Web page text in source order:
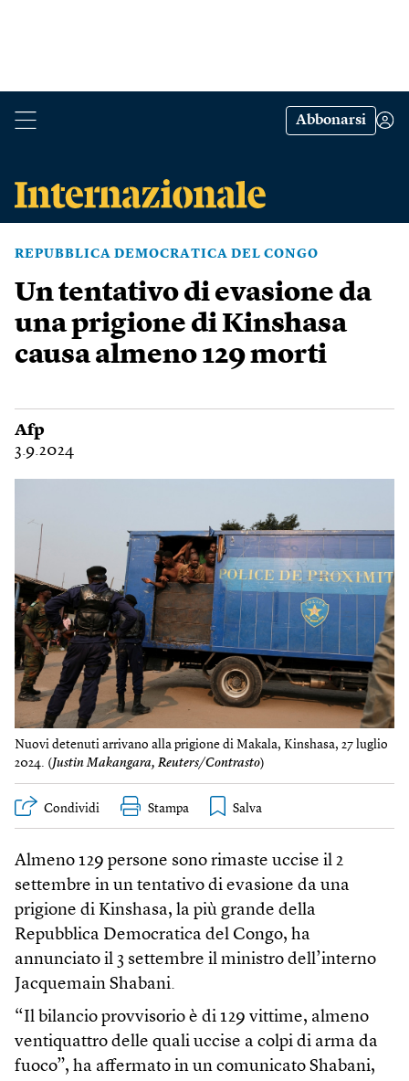
Abbonarsi
REPUBBLICA DEMOCRATICA DEL CONGO
Un tentativo di evasione da
una prigione di Kinshasa
causa almeno 129 morti
Afp
3.9.2024
Nuovi detenuti arrivano alla prigione di Makala, Kinshasa, 27 luglio
2024. (Justin Makangara, Reuters/Contrasto)
Condividi Stampa
Almeno 129 persone sono rimaste uccise il 2
settembre in un tentativo di evasione da una
prigione di Kinshasa, la più grande della
Repubblica Democratica del Congo, ha
annunciato il 3 settembre il ministro dell’interno
Jacquemain Shabani.
“Il bilancio provvisorio è di 129 vittime, almeno
ventiquattro delle quali uccise a colpi di arma da
fuoco”, ha affermato in un comunicato Shabani,